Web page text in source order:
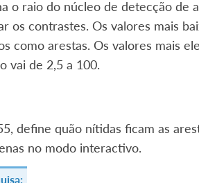
o raio do núcleo de detecção de
os contrastes. Os valores mais
como arestas. Os valores mais
vai de 2,5 a 100.
define quão nítidas ficam as
no modo interactivo.